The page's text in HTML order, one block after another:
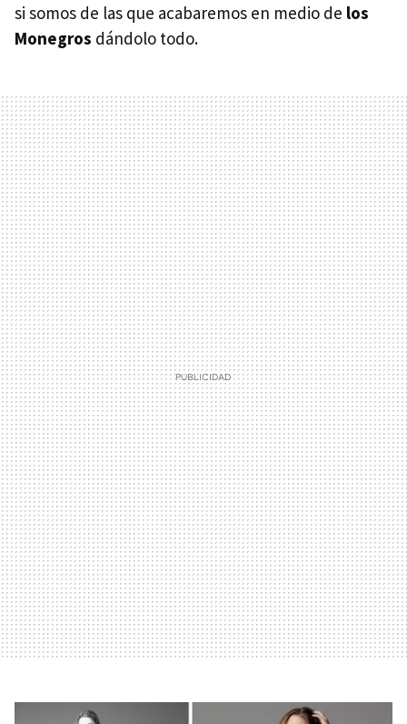
si somos de las que acabaremos en medio de los
Monegros dándolo todo.